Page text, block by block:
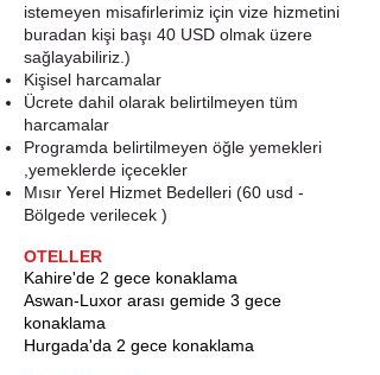
istemeyen misafirlerimiz için vize hizmetini
buradan kişi başı 40 USD olmak üzere
sağlayabiliriz.)
Kişisel harcamalar
Ücrete dahil olarak belirtilmeyen tüm
harcamalar
Programda belirtilmeyen öğle yemekleri
,yemeklerde içecekler
Mısır Yerel Hizmet Bedelleri (60 usd -
Bölgede verilecek )
OTELLER
Kahire'de 2 gece konaklama
Aswan-Luxor arası gemide 3 gece
konaklama
Hurgada'da 2 gece konaklama